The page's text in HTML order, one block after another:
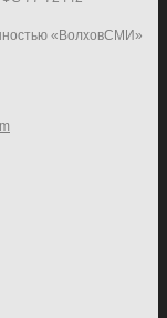
«ВолховСМИ»